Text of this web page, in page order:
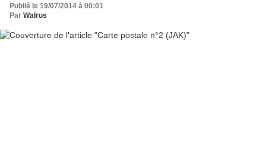
Publié le 19/07/2014 à 00:01
Par Walrus